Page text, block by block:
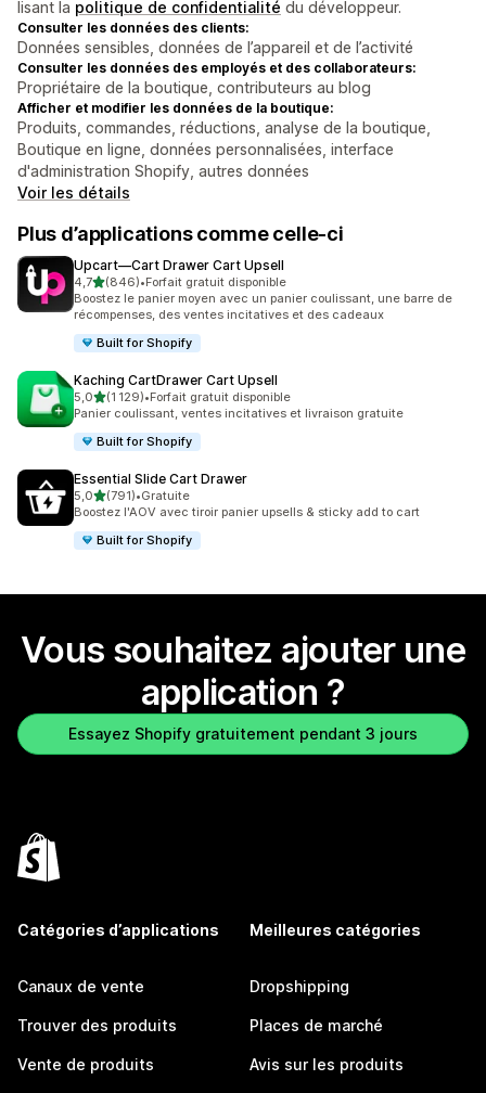
lisant la politique de confidentialité du développeur.
Consulter les données des clients:
Données sensibles, données de l’appareil et de l’activité
Consulter les données des employés et des collaborateurs:
Propriétaire de la boutique, contributeurs au blog
Afficher et modifier les données de la boutique:
Produits, commandes, réductions, analyse de la boutique,
Boutique en ligne, données personnalisées, interface
d'administration Shopify, autres données
Voir les détails
Plus d’applications comme celle-ci
Upcart—Cart Drawer Cart Upsell
4,7étoile(s) sur 5
(846)
846 avis au total
•Forfait gratuit disponible
Boostez le panier moyen avec un panier coulissant, une barre de
récompenses, des ventes incitatives et des cadeaux
Built for Shopify
Kaching CartDrawer Cart Upsell
5,0étoile(s) sur 5
(1 129)
1129 avis au total
•Forfait gratuit disponible
Panier coulissant, ventes incitatives et livraison gratuite
Built for Shopify
Essential Slide Cart Drawer
5,0étoile(s) sur 5
(791)
791 avis au total
•Gratuite
Boostez l'AOV avec tiroir panier upsells & sticky add to cart
Built for Shopify
Vous souhaitez ajouter une
application ?
Essayez Shopify gratuitement pendant 3 jours
Catégories d’applications
Canaux de vente
Trouver des produits
Vente de produits
Meilleures catégories
Dropshipping
Places de marché
Avis sur les produits